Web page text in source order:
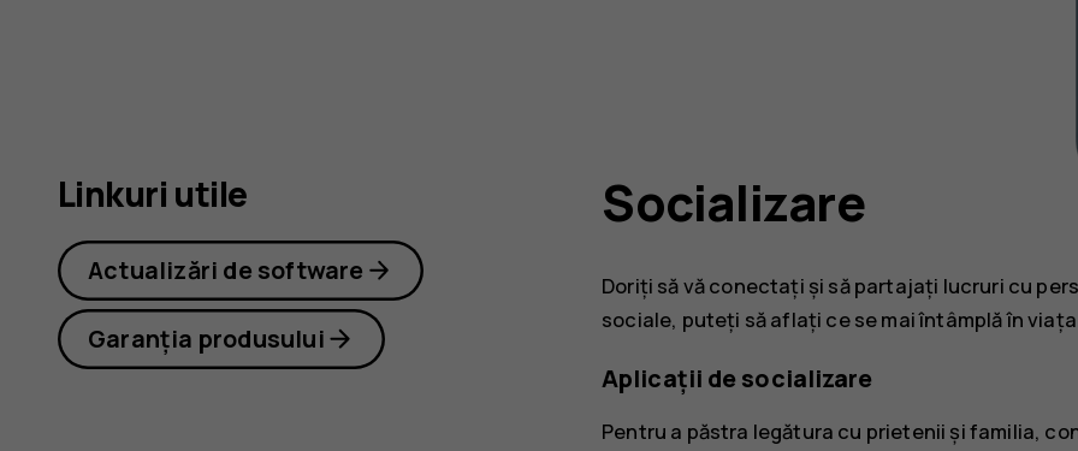
Socializare
Doriți să vă conectați și să partajați lucruri cu
sociale, puteți să aflați ce se mai întâmplă în
Aplicații de socializare
Pentru a păstra legătura cu prietenii și familia,
Linkuri utile
Actualizări de software
Garanția produsului